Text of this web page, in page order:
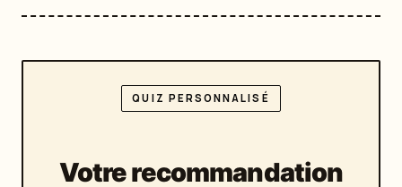
QUIZ PERSONNALISÉ
Votre recommandation